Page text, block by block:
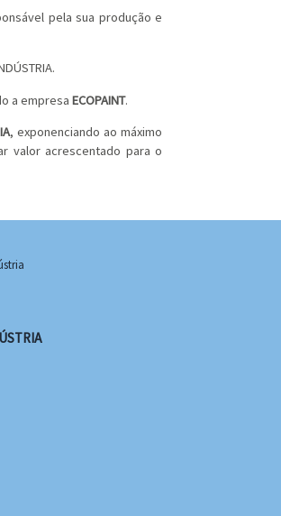
pela sua produção e
a empresa ECOPAINT.
, exponenciando ao máximo
valor acrescentado para o